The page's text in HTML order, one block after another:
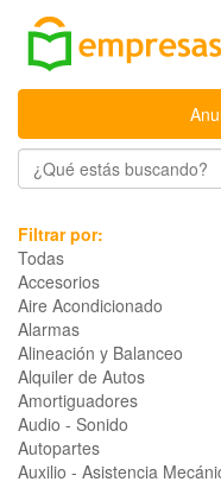
Filtrar por:
Todas
Accesorios
Aire Acondicionado
Alarmas
Alineación y Balanceo
Alquiler de Autos
Amortiguadores
Audio - Sonido
Autopartes
Auxilio - Asistencia